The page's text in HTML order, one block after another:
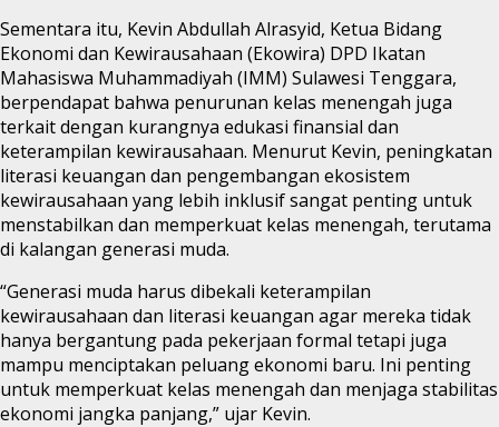
Sementara itu, Kevin Abdullah Alrasyid, Ketua Bidang
Ekonomi dan Kewirausahaan (Ekowira) DPD Ikatan
Mahasiswa Muhammadiyah (IMM) Sulawesi Tenggara,
berpendapat bahwa penurunan kelas menengah juga
terkait dengan kurangnya edukasi finansial dan
keterampilan kewirausahaan. Menurut Kevin, peningkatan
literasi keuangan dan pengembangan ekosistem
kewirausahaan yang lebih inklusif sangat penting untuk
menstabilkan dan memperkuat kelas menengah, terutama
di kalangan generasi muda.
“Generasi muda harus dibekali keterampilan
kewirausahaan dan literasi keuangan agar mereka tidak
hanya bergantung pada pekerjaan formal tetapi juga
mampu menciptakan peluang ekonomi baru. Ini penting
untuk memperkuat kelas menengah dan menjaga stabilitas
ekonomi jangka panjang,” ujar Kevin.